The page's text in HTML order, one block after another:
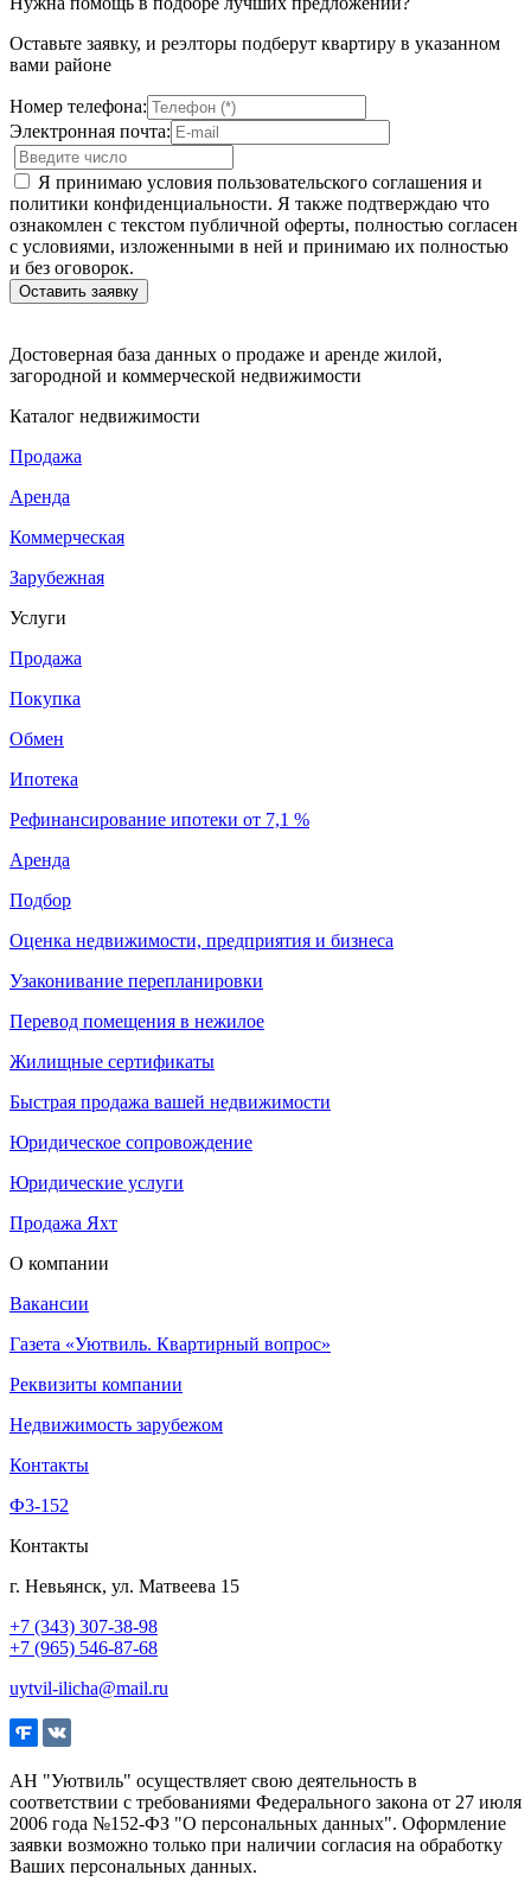
Оставьте заявку, и реэлторы подберут квартиру в указанном
вами районе
Номер телефона:
Электронная почта:
Я принимаю условия пользовательского соглашения и
политики конфиденциальности. Я также подтверждаю что
ознакомлен с текстом публичной оферты, полностью согласен
с условиями, изложенными в ней и принимаю их полностью
и без оговорок.
Достоверная база данных о продаже и аренде жилой,
загородной и коммерческой недвижимости
Каталог недвижимости
Продажа
Аренда
Коммерческая
Зарубежная
Услуги
Продажа
Покупка
Обмен
Ипотека
Рефинансирование ипотеки от 7,1 %
Аренда
Подбор
Оценка недвижимости, предприятия и бизнеса
Узаконивание перепланировки
Перевод помещения в нежилое
Жилищные сертификаты
Быстрая продажа вашей недвижимости
Юридическое сопровождение
Юридические услуги
Продажа Яхт
О компании
Вакансии
Газета «Уютвиль. Квартирный вопрос»
Реквизиты компании
Недвижимость зарубежом
Контакты
Ф3-152
Контакты
г. Невьянск, ул. Матвеева 15
+7 (343) 307-38-98
+7 (965) 546-87-68
uytvil-ilicha@mail.ru
АН "Уютвиль" осуществляет свою деятельность в
соответствии с требованиями Федерального закона от 27 июля
2006 года №152-ФЗ "О персональных данных". Оформление
заявки возможно только при наличии согласия на обработку
Ваших персональных данных.